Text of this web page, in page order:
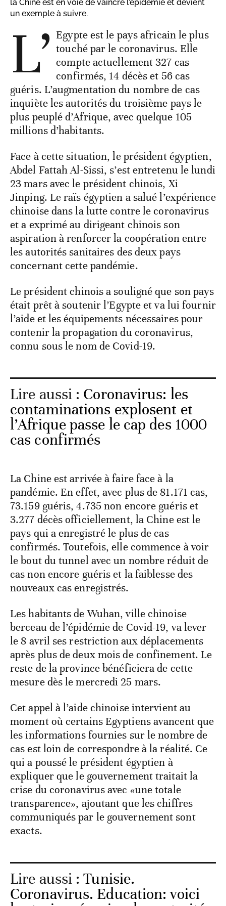
la Chine est en voie de vaincre l’épidémie et devient
un exemple à suivre.
L’ Egypte est le pays africain le plus
touché par le coronavirus. Elle
compte actuellement 327 cas
confirmés, 14 décès et 56 cas
guéris. L’augmentation du nombre de cas
inquiète les autorités du troisième pays le
plus peuplé d’Afrique, avec quelque 105
millions d’habitants.
Face à cette situation, le président égyptien,
Abdel Fattah Al-Sissi, s’est entretenu le lundi
23 mars avec le président chinois, Xi
Jinping. Le raïs égyptien a salué l’expérience
chinoise dans la lutte contre le coronavirus
et a exprimé au dirigeant chinois son
aspiration à renforcer la coopération entre
les autorités sanitaires des deux pays
concernant cette pandémie.
Le président chinois a souligné que son pays
était prêt à soutenir l’Egypte et va lui fournir
l’aide et les équipements nécessaires pour
contenir la propagation du coronavirus,
connu sous le nom de Covid-19.
Lire aussi : Coronavirus: les
contaminations explosent et
l’Afrique passe le cap des 1000
cas confirmés
La Chine est arrivée à faire face à la
pandémie. En effet, avec plus de 81.171 cas,
73.159 guéris, 4.735 non encore guéris et
3.277 décès officiellement, la Chine est le
pays qui a enregistré le plus de cas
confirmés. Toutefois, elle commence à voir
le bout du tunnel avec un nombre réduit de
cas non encore guéris et la faiblesse des
nouveaux cas enregistrés.
Les habitants de Wuhan, ville chinoise
berceau de l’épidémie de Covid-19, va lever
le 8 avril ses restriction aux déplacements
après plus de deux mois de confinement. Le
reste de la province bénéficiera de cette
mesure dès le mercredi 25 mars.
Cet appel à l’aide chinoise intervient au
moment où certains Egyptiens avancent que
les informations fournies sur le nombre de
cas est loin de correspondre à la réalité. Ce
qui a poussé le président égyptien à
expliquer que le gouvernement traitait la
crise du coronavirus avec «une totale
transparence», ajoutant que les chiffres
communiqués par le gouvernement sont
exacts.
Lire aussi :Tunisie.
Coronavirus. Education: voici